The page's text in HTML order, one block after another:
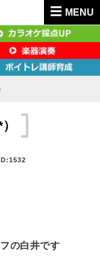
MENU
古屋・京都で
｜VERY MERRY
ー）
」になれるボイトレ教室｜
の白井です